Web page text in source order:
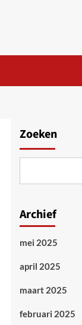
Zoeken
Archief
mei 2025
april 2025
maart 2025
februari 2025